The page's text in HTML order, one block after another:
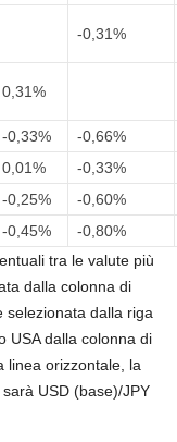
-0,31%
0,31%
-0,33%
-0,66%
0,01%
-0,33%
-0,25%
-0,60%
-0,45%
-0,80%
tra le valute più
dalla colonna di
selezionata dalla riga
USA dalla colonna di
linea orizzontale, la
USD (base)/JPY